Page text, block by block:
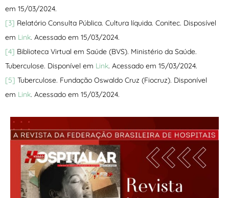
em 15/03/2024.
[3] Relatório Consulta Pública. Cultura líquida. Conitec. Disposível
em Link. Acessado em 15/03/2024.
[4] Biblioteca Virtual em Saúde (BVS). Ministério da Saúde.
Tuberculose. Disponível em Link. Acessado em 15/03/2024.
[5] Tuberculose. Fundação Oswaldo Cruz (Fiocruz). Disponível
em Link. Acessado em 15/03/2024.